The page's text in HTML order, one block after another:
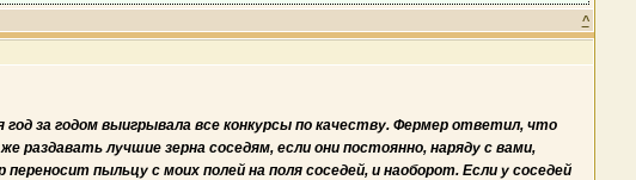
^
за годом выигрывала все конкур­сы по качеству. Фермер ответил, что
лучшие зерна соседям, если они постоянно, наряду с вами,
пыльцу с моих полей на поля соседей, и наоборот. Если у соседей